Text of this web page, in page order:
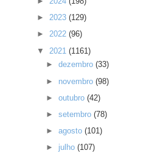
► 2023 (129)
► 2022 (96)
▼ 2021 (1161)
►dezembro(33)
► novembro(98)
►outubro(42)
►setembro(78)
►agosto(101)
► julho(107)